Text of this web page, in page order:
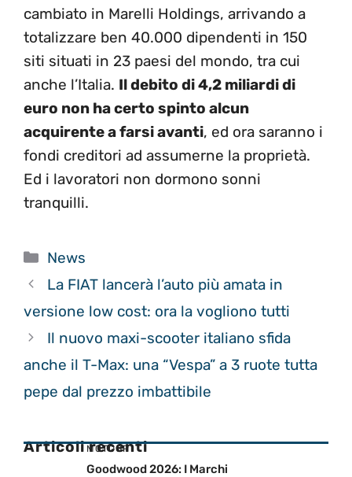
cambiato in Marelli Holdings, arrivando a
totalizzare ben 40.000 dipendenti in 150
siti situati in 23 paesi del mondo, tra cui
anche l’Italia. Il debito di 4,2 miliardi di
euro non ha certo spinto alcun
acquirente a farsi avanti, ed ora saranno i
fondi creditori ad assumerne la proprietà.
Ed i lavoratori non dormono sonni
tranquilli.
Categorie
News
La FIAT lancerà l’auto più amata in
versione low cost: ora la vogliono tutti
Il nuovo maxi-scooter italiano sfida
anche il T-Max: una “Vespa” a 3 ruote tutta
pepe dal prezzo imbattibile
Articoli recenti
MOTOGP
Goodwood 2026: I Marchi